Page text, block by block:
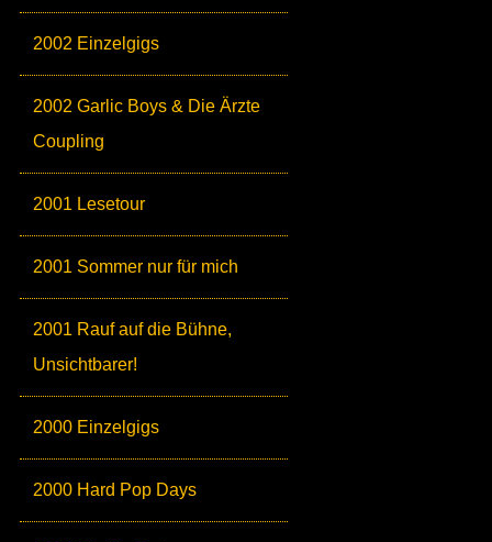
2002 Einzelgigs
2002 Garlic Boys & Die Ärzte
Coupling
2001 Lesetour
2001 Sommer nur für mich
2001 Rauf auf die Bühne,
Unsichtbarer!
2000 Einzelgigs
2000 Hard Pop Days